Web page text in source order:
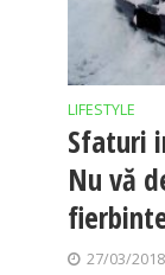
LIFESTYLE
Sfaturi
Nu vă
27/03/2018